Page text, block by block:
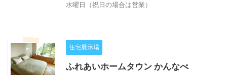
水曜日（祝日の場合は営業）
住宅展示場
ふれあいホームタウン かんなべ